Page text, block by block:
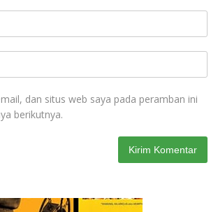
dan situs web saya pada peramban ini
berikutnya.